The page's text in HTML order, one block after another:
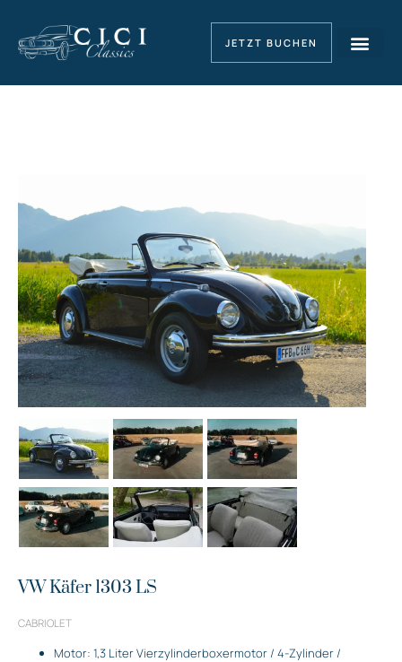
JETZT BUCHEN
VW Käfer 1303 LS
CABRIOLET
Motor: 1,3 Liter Vierzylinderboxermotor / 4-Zylinder /